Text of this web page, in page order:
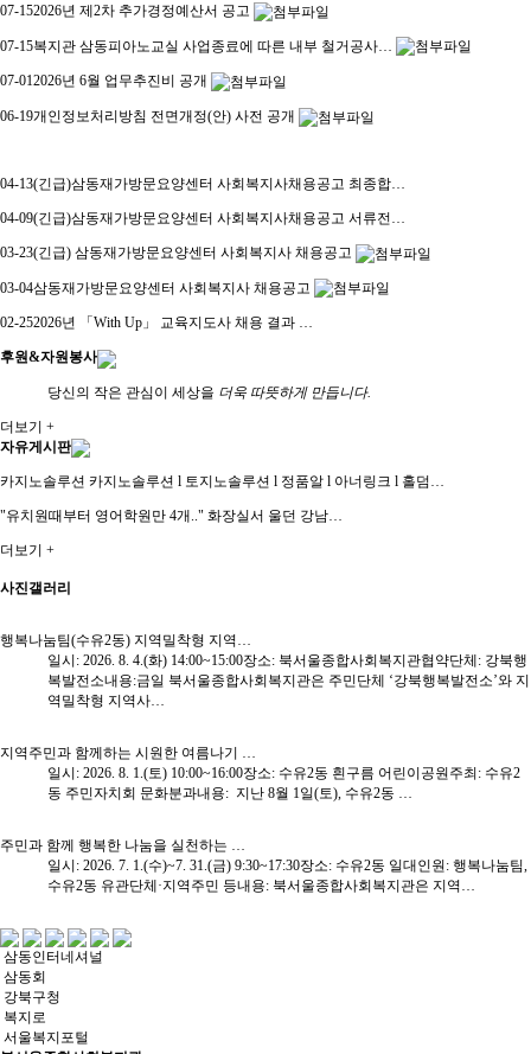
07-152026년 제2차 추가경정예산서 공고
07-15복지관 삼동피아노교실 사업종료에 따른 내부 철거공사…
07-012026년 6월 업무추진비 공개
06-19개인정보처리방침 전면개정(안) 사전 공개
04-13(긴급)삼동재가방문요양센터 사회복지사채용공고 최종합…
04-09(긴급)삼동재가방문요양센터 사회복지사채용공고 서류전…
03-23(긴급) 삼동재가방문요양센터 사회복지사 채용공고
03-04삼동재가방문요양센터 사회복지사 채용공고
02-252026년 「With Up」 교육지도사 채용 결과 …
후원&자원봉사
당신의 작은 관심이 세상을 더욱 따뜻하게 만듭니다.
더보기 +
자유게시판
카지노솔루션 카지노솔루션 l 토지노솔루션 l 정품알 l 아너링크 l 홀덤…
"유치원때부터 영어학원만 4개.." 화장실서 울던 강남…
더보기 +
사진갤러리
행복나눔팀(수유2동) 지역밀착형 지역…
일시: 2026. 8. 4.(화) 14:00~15:00장소: 북서울종합사회복지관협약단체: 강북행
복발전소내용:금일 북서울종합사회복지관은 주민단체 ‘강북행복발전소’와 지
역밀착형 지역사…
지역주민과 함께하는 시원한 여름나기 …
일시: 2026. 8. 1.(토) 10:00~16:00장소: 수유2동 흰구름 어린이공원주최: 수유2
동 주민자치회 문화분과내용: 지난 8월 1일(토), 수유2동 …
주민과 함께 행복한 나눔을 실천하는 …
일시: 2026. 7. 1.(수)~7. 31.(금) 9:30~17:30장소: 수유2동 일대인원: 행복나눔팀,
수유2동 유관단체·지역주민 등내용: 북서울종합사회복지관은 지역…
삼동인터네셔널
삼동회
강북구청
복지로
서울복지포털